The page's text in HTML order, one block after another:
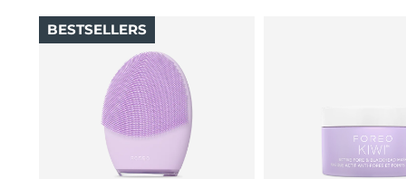
BESTSELLERS